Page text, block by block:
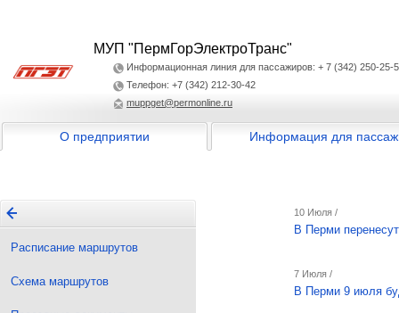
МУП "ПермГорЭлектроТранс"
Информационная линия для пассажиров: + 7 (342) 250-25-
Телефон: +7 (342) 212-30-42
muppget@permonline.ru
О предприятии Информация для
Расписание маршрутов
Схема маршрутов
10 Июля /
В Перми
7 Июля /
В Перми 9 июля